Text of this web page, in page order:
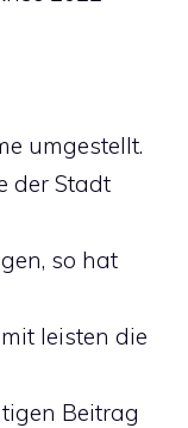
umgestellt.
der Stadt
so hat
leisten die
Beitrag